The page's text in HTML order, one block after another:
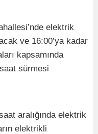
elektrik
ve 16:00’ya kadar
kapsamında
sürmesi
aralığında elektrik
elektrikli